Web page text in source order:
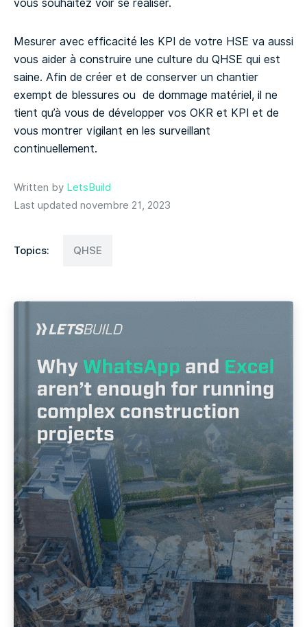
Mesurer avec efficacité les KPI de votre HSE va aussi
vous aider à construire une culture du QHSE qui est
saine. Afin de créer et de conserver un chantier
exempt de blessures ou de dommage matériel, il ne
tient qu’à vous de développer vos OKR et KPI et de
vous montrer vigilant en les surveillant
continuellement.
Written by LetsBuild
Last updated novembre 21, 2023
Topics: QHSE